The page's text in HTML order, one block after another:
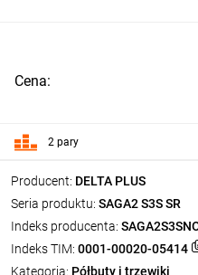
Producent: DELTA PLUS
Seria produktu: SAGA2 S3S SR
Indeks producenta:
Indeks TIM: 0001-00020-05414
Kategoria: Półbuty i trzewiki
Cena:
2 pary